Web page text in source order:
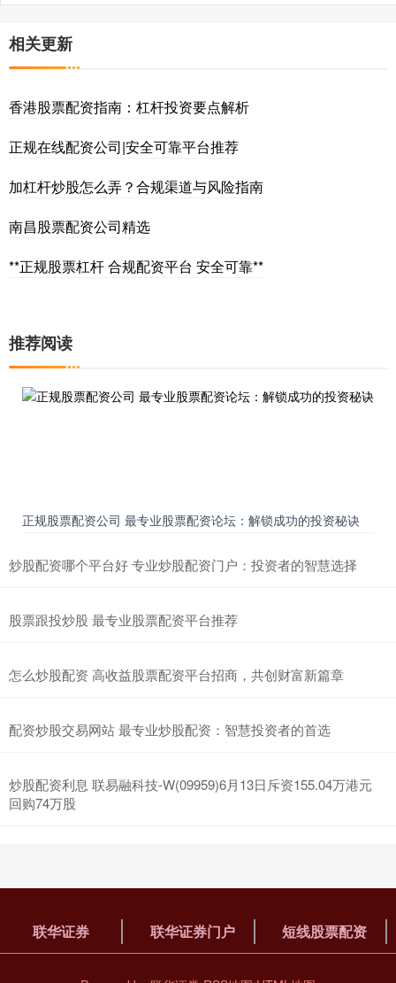
相关更新
香港股票配资指南：杠杆投资要点解析
正规在线配资公司|安全可靠平台推荐
加杠杆炒股怎么弄？合规渠道与风险指南
南昌股票配资公司精选
**正规股票杠杆 合规配资平台 安全可靠**
推荐阅读
正规股票配资公司 最专业股票配资论坛：解锁成功的投资秘诀
炒股配资哪个平台好 专业炒股配资门户：投资者的智慧选择
股票跟投炒股 最专业股票配资平台推荐
怎么炒股配资 高收益股票配资平台招商，共创财富新篇章
配资炒股交易网站 最专业炒股配资：智慧投资者的首选
炒股配资利息 联易融科技-W(09959)6月13日斥资155.04万港元
回购74万股
联华证券 联华证券门户 短线股票配资